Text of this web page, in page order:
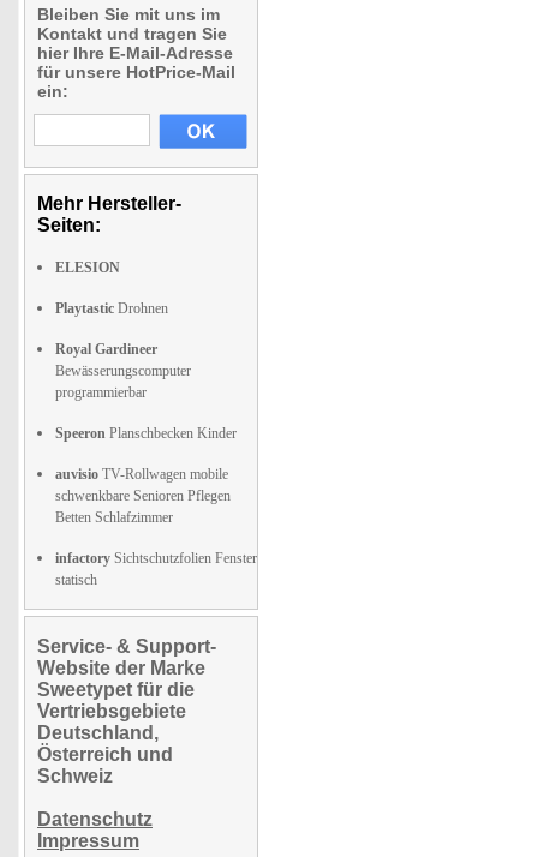
Bleiben Sie mit uns im
Kontakt und tragen Sie
hier Ihre E-Mail-Adresse
für unsere HotPrice-Mail
ein:
Mehr Hersteller-
Seiten:
ELESION
Playtastic Drohnen
Royal Gardineer
Bewässerungscomputer
programmierbar
Speeron Planschbecken Kinder
auvisio TV-Rollwagen mobile
schwenkbare Senioren Pflegen
Betten Schlafzimmer
infactory Sichtschutzfolien Fenster
statisch
Service- & Support-
Website der Marke
Sweetypet für die
Vertriebsgebiete
Deutschland,
Österreich und
Schweiz
Datenschutz
Impressum